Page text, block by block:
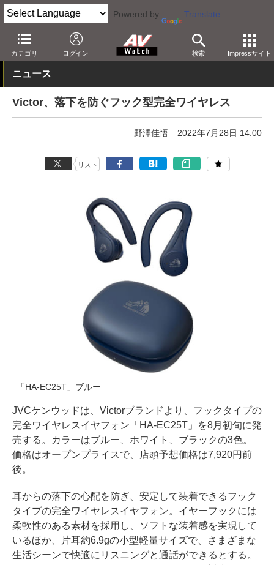
Powered by Translate
カテゴリ ログイン 検索 Impressサイト
AV Watch 製品 ヘッドフォン JVC
ニュース
Victor、落下を防ぐフック型完全ワイヤレス
野澤佳悟 2022年7月28日 14:00
リスト
「HA-EC25T」ブルー
JVCケンウッドは、Victorブランドより、フックタイプの
完全ワイヤレスイヤフォン「HA-EC25T」を8月初旬に発
売する。カラーはブルー、ホワイト、ブラックの3色。
価格はオープンプライスで、店頭予想価格は7,920円前
後。
耳からの落下の心配を防ぎ、安定して装着できるフック
タイプの完全ワイヤレスイヤフォン。イヤーフックには
柔軟性のある素材を採用し、ソフトな装着感を実現して
いるほか、片耳約6.9gの小型軽量サイズで、さまざまな
生活シーンで快適にリスニングと通話ができるとする。